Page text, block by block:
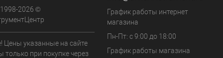
2026 ©
Цены указанные на сайте
только при покупке через
График работы интернет
магазина
Пн-Пт: с 9:00 до 18:00
График работы магазина